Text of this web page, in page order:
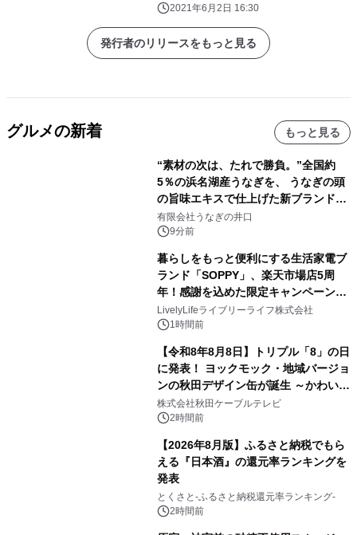
2021年6月2日 16:30
発行者のリリースをもっと見る
グルメの新着 もっと見る
“素材の次は、たれで勝負。”全国約
5％の浜名湖産うなぎを、 うなぎの頭
の旨味エキスで仕上げた新ブランド
「井口の誉」誕生
有限会社うなぎの井口
9分前
暮らしをもっと便利にする生活家電ブ
ランド「SOPPY」、楽天市場店5周
年！感謝を込めた限定キャンペーンを
8月10日より開催
LivelyLifeライブリーライフ株式会社
1時間前
【令和8年8月8日】トリプル「8」の日
に発表！ ヨックモック・地域バージョ
ンの秋田デザイン缶が誕生 ～かわいい
秋田犬の子犬と秋田の四季と名所を巡
るパッケージ～ 9月1日(火)秋田県内で
株式会社秋田ケーブルテレビ
2時間前
【2026年8月版】ふるさと納税でもら
える『日本酒』の還元率ランキングを
発表
とくさと-ふるさと納税還元率ランキング-
2時間前